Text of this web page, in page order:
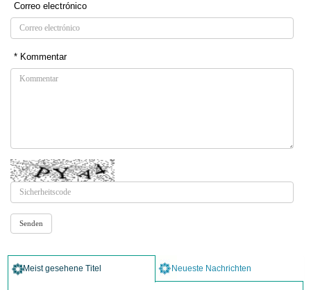
Correo electrónico
* Kommentar
Meist gesehene Titel Neueste Nachrichten